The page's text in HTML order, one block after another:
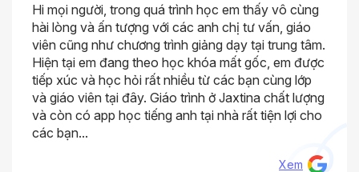
Hi mọi người, trong quá trình học em thấy vô cùng
hài lòng và ấn tượng với các anh chị tư vấn, giáo
viên cũng như chương trình giảng dạy tại trung tâm.
Hiện tại em đang theo học khóa mất gốc, em được
tiếp xúc và học hỏi rất nhiều từ các bạn cùng lớp
và giáo viên tại đây. Giáo trình ở Jaxtina chất lượng
và còn có app học tiếng anh tại nhà rất tiện lợi cho
các bạn...
Xem